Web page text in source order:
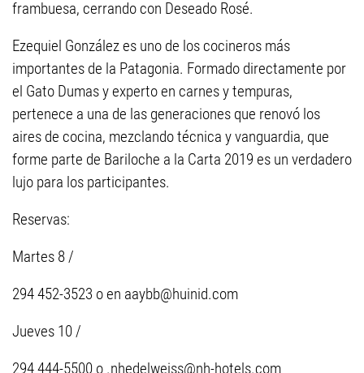
frambuesa, cerrando con Deseado Rosé.
Ezequiel González es uno de los cocineros más
importantes de la Patagonia. Formado directamente por
el Gato Dumas y experto en carnes y tempuras,
pertenece a una de las generaciones que renovó los
aires de cocina, mezclando técnica y vanguardia, que
forme parte de Bariloche a la Carta 2019 es un verdadero
lujo para los participantes.
Reservas:
Martes 8 /
294 452-3523 o en aaybb@huinid.com
Jueves 10 /
294 444-5500 o .nhedelweiss@nh-hotels.com